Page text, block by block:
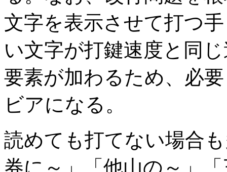
文字を表示させて打つ
い文字が打鍵速度と同
要素が加わるため、必
ビアになる。
読めても打てない場合
券に～」「他山の～」